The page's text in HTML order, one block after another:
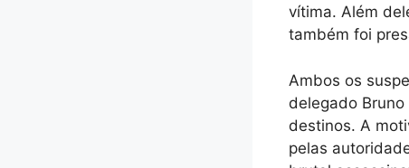
vítima. Além
também foi
Ambos os
delegado
destinos. A
pelas